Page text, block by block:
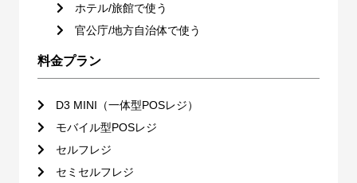
ホテル/旅館で使う
官公庁/地方自治体で使う
料金プラン
D3 MINI（一体型POSレジ）
モバイル型POSレジ
セルフレジ
セミセルフレジ